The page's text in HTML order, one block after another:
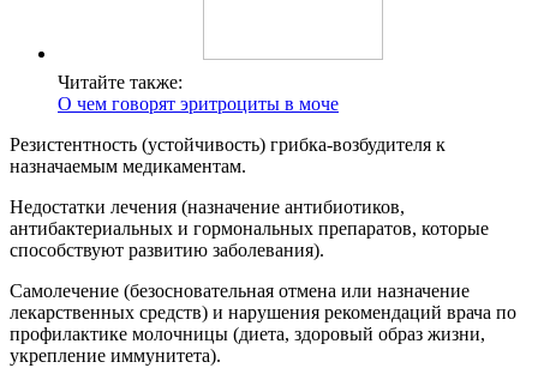
Читайте также:
О чем говорят эритроциты в моче
Резистентность (устойчивость) грибка-возбудителя к
назначаемым медикаментам.
Недостатки лечения (назначение антибиотиков,
антибактериальных и гормональных препаратов, которые
способствуют развитию заболевания).
Самолечение (безосновательная отмена или назначение
лекарственных средств) и нарушения рекомендаций врача по
профилактике молочницы (диета, здоровый образ жизни,
укрепление иммунитета).